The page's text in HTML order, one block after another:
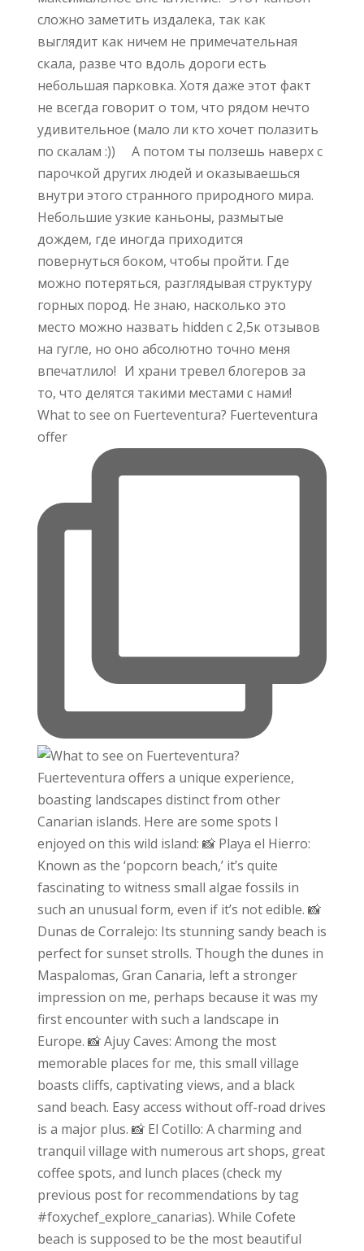
What to see on Fuerteventura? Fuerteventura
offer